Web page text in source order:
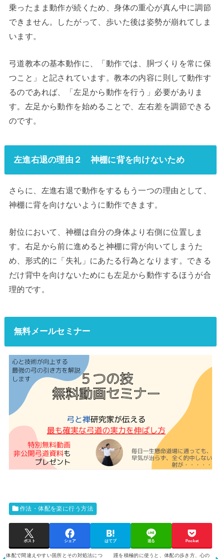
乗ったまま動作が続くため、身体の重心が真ん中に調節
できません。したがって、歩いた後は姿勢が崩れてしま
います。
弓道教本の基本動作に、「動作では、胴づくりを常に保
つこと」と記されています。教本の内容に則して動作す
るのであれば、「左足から動作を行う」必要がありま
す。左足から動作を始めることで、左右差を調節できる
のです。
左進右退の理由２ 神棚に背を向けないため
さらに、左進右退で動作をするもう一つの理由として、
神棚に背を向けないように動作できます。
射位において、神棚は自分の身体より右側に位置しま
す。右足から前に進めると神棚に背が向いてしまうた
め、形式的に「失礼」にあたる行為となります。できる
だけ背中を向けないためにも左足から動作するほうが合
理的です。
無料メールセミナー
作法・体配を楽に行う方法
ポスト シェア はてブ 送る Pocket
体配で間違えやすい箇所とその対処法につ
踵を積極的に使うと、体配の歩き方、心の